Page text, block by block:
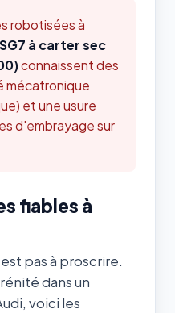
robotisées à
à carter sec
connaissent des
mécatronique
et une usure
d'embrayage sur
fiables à
pas à proscrire.
dans un
voici les